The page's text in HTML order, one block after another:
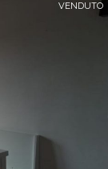
VENDUTO